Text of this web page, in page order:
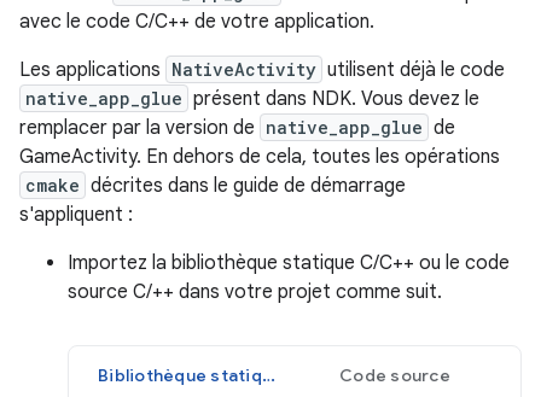
avec le code C/C++ de votre application.
Les applications NativeActivity utilisent déjà le code
native_app_glue présent dans NDK. Vous devez le
remplacer par la version de native_app_glue de
GameActivity. En dehors de cela, toutes les opérations
cmake décrites dans le guide de démarrage
s'appliquent :
Importez la bibliothèque statique C/C++ ou le code
source C/++ dans votre projet comme suit.
Bibliothèque statique Code source